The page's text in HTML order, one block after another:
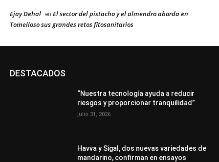
Ejay Dehal en El sector del pistacho y el almendro aborda en
Tomelloso sus grandes retos fitosanitarios
DESTACADOS
“Nuestra tecnología ayuda a reducir
riesgos y proporcionar tranquilidad”
julio 31, 2026
Havva y Sigal, dos nuevas variedades de
mandarino, confirman en ensayos